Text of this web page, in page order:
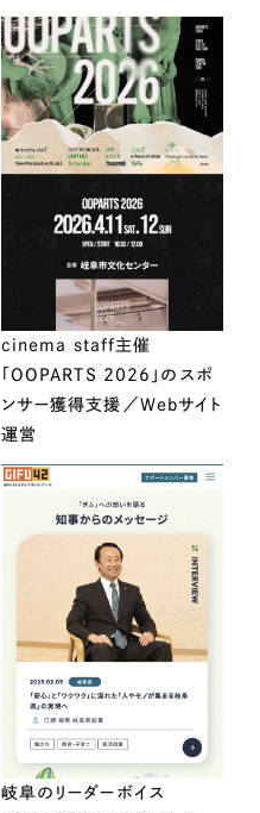
cinema staff主催
「OOPARTS 2026」のスポ
ンサー獲得支援／Webサイト
運営
岐阜のリーダーボイス